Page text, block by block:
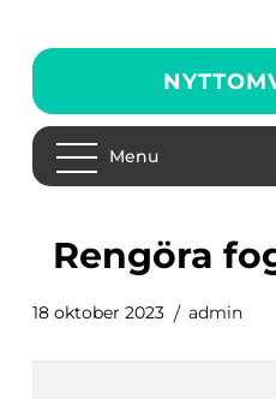
Menu
rengöra
18 oktober 2023 admin